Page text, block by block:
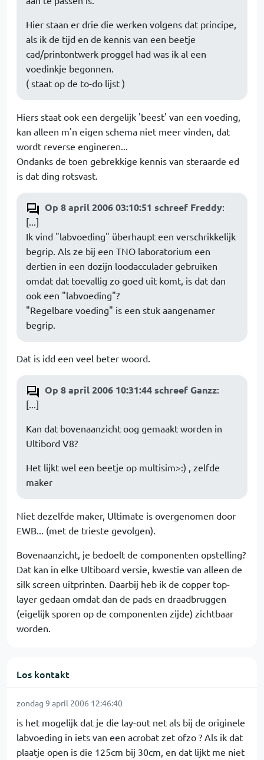
Hier staan er drie die werken volgens dat principe,
als ik de tijd en de kennis van een beetje
cad/printontwerk proggel had was ik al een
voedinkje begonnen.
( staat op de to-do lijst )
Hiers staat ook een dergelijk 'beest' van een voeding,
kan alleen m'n eigen schema niet meer vinden, dat
wordt reverse engineren...
Ondanks de toen gebrekkige kennis van steraarde ed
is dat ding rotsvast.
Op 8 april 2006 03:10:51 schreef Freddy:
[...]
Ik vind "labvoeding" überhaupt een verschrikkelijk
begrip. Als ze bij een TNO laboratorium een
dertien in een dozijn loodacculader gebruiken
omdat dat toevallig zo goed uit komt, is dat dan
ook een "labvoeding"?
"Regelbare voeding" is een stuk aangenamer
begrip.
Dat is idd een veel beter woord.
Op 8 april 2006 10:31:44 schreef Ganzz:
[...]
Kan dat bovenaanzicht oog gemaakt worden in
Ultibord V8?
Het lijkt wel een beetje op multisim>:) , zelfde
maker
Niet dezelfde maker, Ultimate is overgenomen door
EWB... (met de trieste gevolgen).
Bovenaanzicht, je bedoelt de componenten opstelling?
Dat kan in elke Ultiboard versie, kwestie van alleen de
silk screen uitprinten. Daarbij heb ik de copper top-
layer gedaan omdat dan de pads en draadbruggen
(eigelijk sporen op de componenten zijde) zichtbaar
worden.
Los kontakt
zondag 9 april 2006 12:46:40
is het mogelijk dat je die lay-out net als bij de originele
labvoeding in iets van een acrobat zet ofzo ? Als ik dat
plaatje open is die 125cm bij 30cm, en dat lijkt me niet